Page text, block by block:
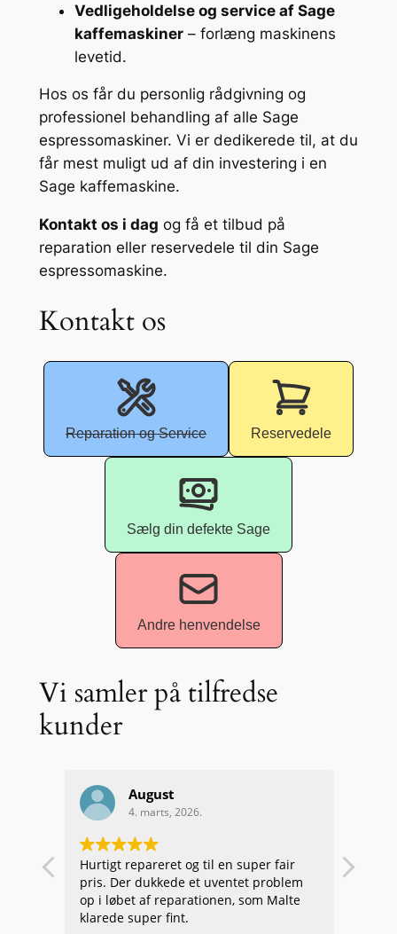
Vedligeholdelse og service af Sage
kaffemaskiner– forlæng maskinens
levetid.
Hos os får du personlig rådgivning og
professionel behandling af alle Sage
espressomaskiner. Vi er dedikerede til, at du
får mest muligt ud af din investering i en
Sage kaffemaskine.
Kontakt os i dag og få et tilbud på
reparation eller reservedele til din Sage
espressomaskine.
Kontakt os
Vi samler på tilfredse
kunder
August
4. marts, 2026.
Hurtigt repareret og til en super fair
pris. Der dukkede et uventet problem
op i løbet af reparationen, som Malte
klarede super fint.